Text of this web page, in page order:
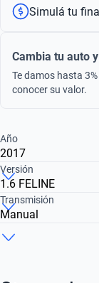
Simulá tu
Cambia tu auto
Te damos hasta
conocer su valor.
Año
2017
2016
$ 14.590.000
Versión
1.6 FELINE
1.6 CROSSWAY
Transmisión
Manual